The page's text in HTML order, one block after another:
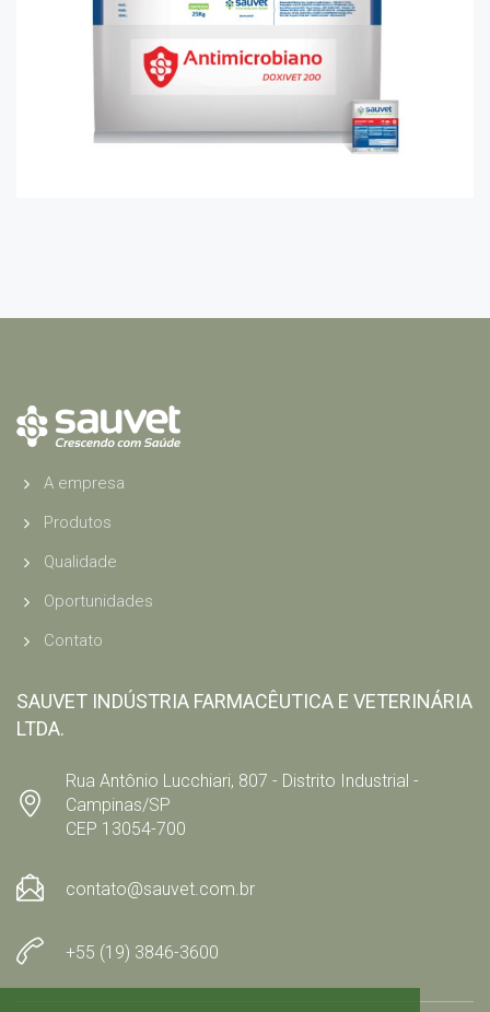
A empresa
Produtos
Qualidade
Oportunidades
Contato
SAUVET INDÚSTRIA FARMACÊUTICA E VETERINÁRIA
LTDA.
Rua Antônio Lucchiari, 807 - Distrito Industrial -
Campinas/SP
CEP 13054-700
contato@sauvet.com.br
+55 (19) 3846-3600